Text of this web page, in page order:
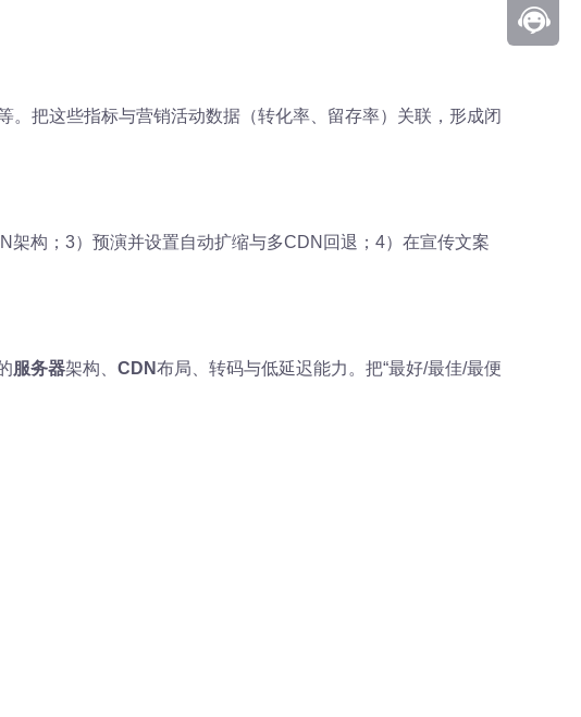
把这些指标与营销活动数据（转化率、留存率）关联，形成闭
架构；3）预演并设置自动扩缩与多CDN回退；4）在宣传文案
服务器架构、 CDN布局、转码与低延迟能力。把“最好/最佳/最便